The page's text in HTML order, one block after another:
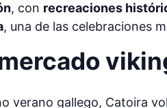
, con recreaciones
, una de las celebraciones
verano gallego, Catoira